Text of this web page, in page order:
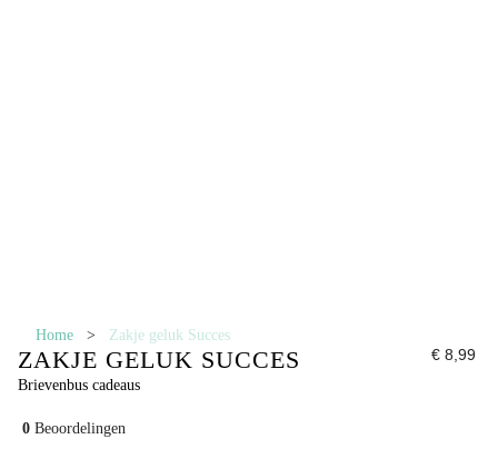
Home > Zakje geluk Succes
ZAKJE GELUK SUCCES
Brievenbus cadeaus
€ 8,99
0 Beoordelingen